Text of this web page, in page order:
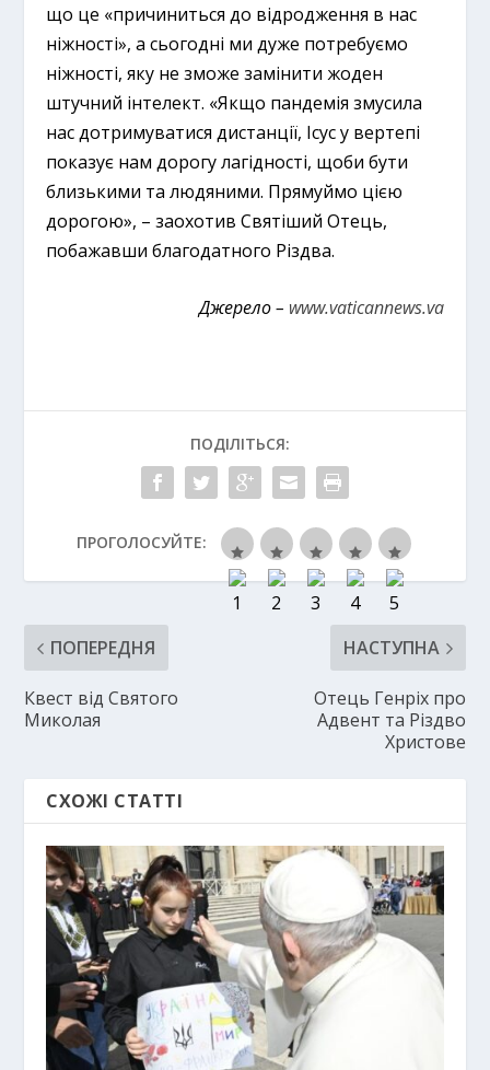
що це «причиниться до відродження в нас
ніжності», а сьогодні ми дуже потребуємо
ніжності, яку не зможе замінити жоден
штучний інтелект. «Якщо пандемія змусила
нас дотримуватися дистанції, Ісус у вертепі
показує нам дорогу лагідності, щоби бути
близькими та людяними. Прямуймо цією
дорогою», – заохотив Святіший Отець,
побажавши благодатного Різдва.
Джерело – www.vaticannews.va
ПОДІЛІТЬСЯ:
ПРОГОЛОСУЙТЕ:
ПОПЕРЕДНЯ
Квест від Святого
Миколая
НАСТУПНА
Отець Генріх про
Адвент та Різдво
Христове
СХОЖІ СТАТТІ